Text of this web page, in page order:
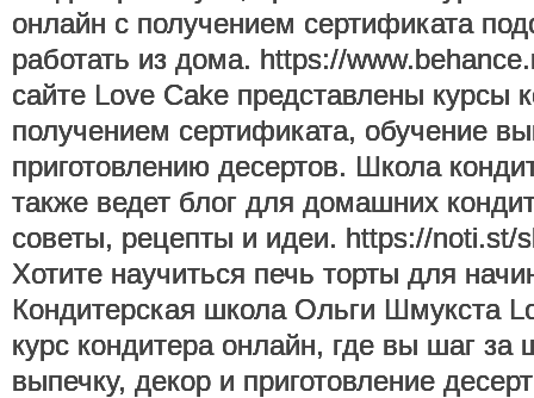
онлайн с получением сертификата
работать из дома. https://
сайте Love Cake представлены курсы
получением сертификата, обучение
приготовлению десертов. Школа
также ведет блог для домашних
советы, рецепты и идеи. https://noti.st/
Хотите научиться печь торты для
Кондитерская школа Ольги Шмукста
курс кондитера онлайн, где вы шаг за
выпечку, декор и приготовление